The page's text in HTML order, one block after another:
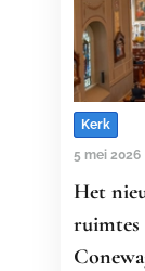
Kerk
5 mei 2026
Het
ruimtes